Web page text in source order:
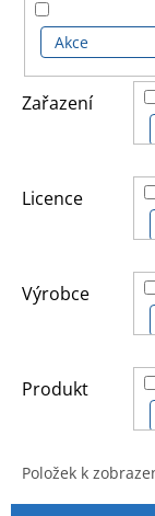
Akce
Zařazení
Licence
Výrobce
Produkt
Položek k